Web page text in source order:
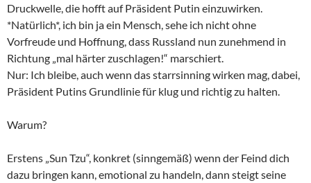
Druckwelle, die hofft auf Präsident Putin einzuwirken.
*Natürlich*, ich bin ja ein Mensch, sehe ich nicht ohne
Vorfreude und Hoffnung, dass Russland nun zunehmend in
Richtung „mal härter zuschlagen!“ marschiert.
Nur: Ich bleibe, auch wenn das starrsinning wirken mag, dabei,
Präsident Putins Grundlinie für klug und richtig zu halten.
Warum?
Erstens „Sun Tzu“, konkret (sinngemäß) wenn der Feind dich
dazu bringen kann, emotional zu handeln, dann steigt seine